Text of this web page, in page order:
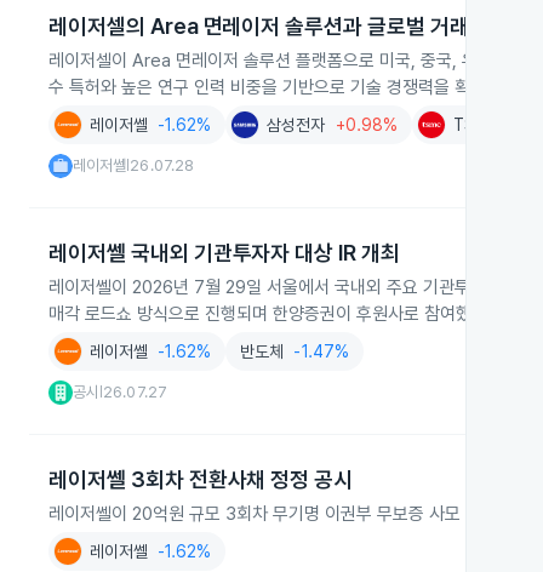
레이저셀의 Area 면레이저 솔루션과 글로벌 거래 확대
레이저셀이 Area 면레이저 솔루션 플랫폼으로 미국, 중국, 유럽의 대
수 특허와 높은 연구 인력 비중을 기반으로 기술 경쟁력을 확보했습니
레이저쎌 -1.62% 삼성전자 +0.98%
레이저쎌 26.07.28
레이저쎌 국내외 기관투자자 대상 IR 개최
레이저쎌이 2026년 7월 29일 서울에서 국내외 주요 기관투자자를
매각 로드쇼 방식으로 진행되며 한양증권이 후원사로 참여했습니다.
레이저쎌 -1.62% 반도체 -1.47%
공시 26.07.27
레이저쎌 3회차 전환사채 정정 공시
레이저쎌이 20억원 규모 3회차 무기명 이권부 무보증 사모 전환사
레이저쎌 -1.62%